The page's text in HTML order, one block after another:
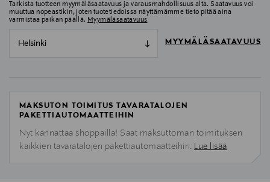
Tarkista tuotteen myymäläsaatavuus ja varausmahdollisuus alta. Saatavuus voi
muuttua nopeastikin, joten tuotetiedoissa näyttämämme tieto pitää aina
varmistaa paikan päällä. Myymäläsaatavuus
Helsinki MYYMÄLÄSAATAVUUS
MAKSUTON TOIMITUS TAVARATALOJEN
PAKETTIAUTOMAATTEIHIN
Nyt kannattaa shoppailla! Saat maksuttoman toimituksen
kaikkien tavaratalojen pakettiautomaatteihin. Lue lisää